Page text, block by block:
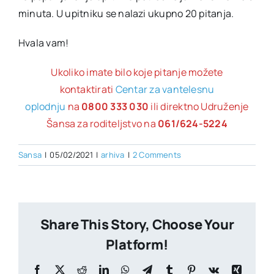
minuta. U upitniku se nalazi ukupno 20 pitanja.
Hvala vam!
Ukoliko imate bilo koje pitanje možete
kontaktirati Centar za vantelesnu
oplodnju na 0800 333 030 ili direktno Udruženje
Šansa za roditeljstvo na 061/624-5224
Sansa | 05/02/2021 | arhiva | 2 Comments
Share This Story, Choose Your
Platform!
Facebook
X RedditLinkedInWhatsApp
TelegramTumblr Pinterest
Vk
Xing